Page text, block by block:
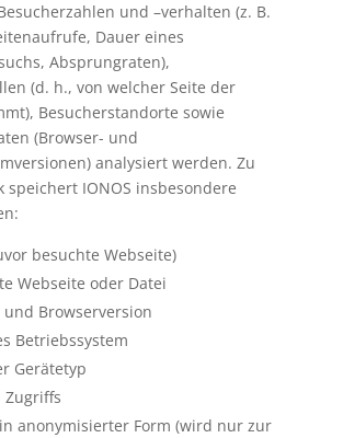
und –verhalten (z. B.
Dauer eines
Absprungraten),
(d. h., von welcher Seite der
Besucherstandorte sowie
(Browser- und
analysiert werden. Zu
speichert IONOS insbesondere
besuchte Webseite)
Webseite oder Datei
Browserversion
Betriebssystem
Gerätetyp
Zugriffs
anonymisierter Form (wird nur zur